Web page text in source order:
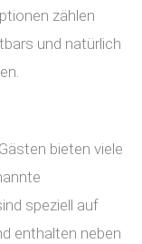
zählen
und natürlich
bieten viele
speziell auf
enthalten neben